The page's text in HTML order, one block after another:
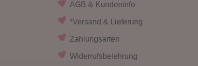
AGB & Kundeninfo
*Versand & Lieferung
Zahlungsarten
Widerrufsbelehrung